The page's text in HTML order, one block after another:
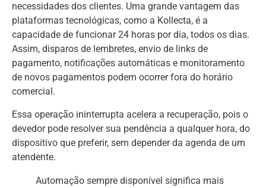
necessidades dos clientes. Uma grande vantagem das
plataformas tecnológicas, como a Kollecta, é a
capacidade de funcionar 24 horas por dia, todos os dias.
Assim, disparos de lembretes, envio de links de
pagamento, notificações automáticas e monitoramento
de novos pagamentos podem ocorrer fora do horário
comercial.
Essa operação ininterrupta acelera a recuperação, pois o
devedor pode resolver sua pendência a qualquer hora, do
dispositivo que preferir, sem depender da agenda de um
atendente.
Automação sempre disponível significa mais